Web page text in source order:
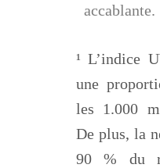
accablante.
¹ L’indice
une
les 1.000
De plus, la
90 % du